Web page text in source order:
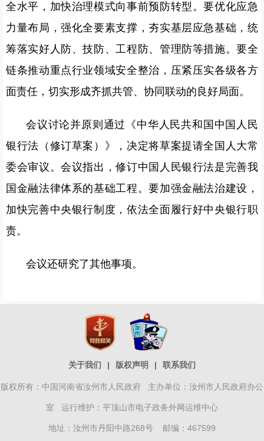
全水平，加快治理模式向事前预防转型。要优化应急
力量布局，强化全要素支撑，夯实基层应急基础，统
筹落实好人防、技防、工程防、管理防等措施。要全
链条推动重点行业领域安全整治，压紧压实各级各方
面责任，切实形成齐抓共管、协同联动的良好局面。
会议讨论并原则通过《中华人民共和国中国人民
银行法（修订草案）》，决定将草案提请全国人大常
委会审议。会议指出，修订中国人民银行法是完善我
国金融法律体系的基础工程。要加强金融法治建设，
加快完善中央银行制度，依法全面履行好中央银行职
责。
会议还研究了其他事项。
关于我们 | 版权声明 | 联系我们
版权所有：中国河南省汝州市人民政府 主办单位：汝州市人民政府办公
室 运行维护：平顶山市电子政务外网运维中心
地址：汝州市丹阳中路268号 邮编：467599